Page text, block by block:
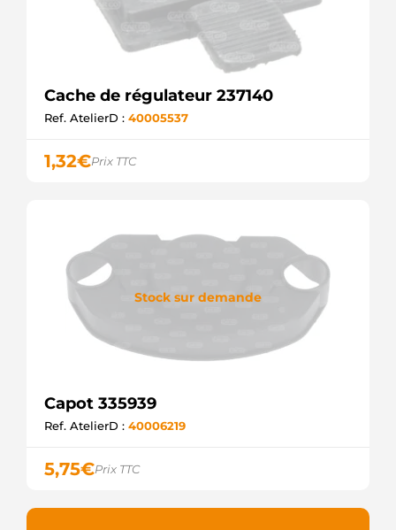
Cache de régulateur 237140
Ref. AtelierD : 40005537
1,32€Prix TTC
Stock sur demande
Capot 335939
Ref. AtelierD : 40006219
5,75€Prix TTC